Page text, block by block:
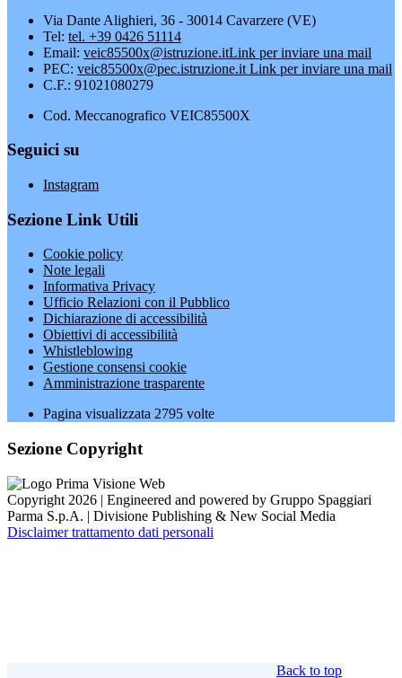
Via Dante Alighieri, 36 - 30014 Cavarzere (VE)
Tel: tel. +39 0426 51114
Email: veic85500x@istruzione.itLink per inviare una mail
PEC: veic85500x@pec.istruzione.it Link per inviare una mail
C.F.: 91021080279
Cod. Meccanografico VEIC85500X
Seguici su
Instagram
Sezione Link Utili
Cookie policy
Note legali
Informativa Privacy
Ufficio Relazioni con il Pubblico
Dichiarazione di accessibilità
Obiettivi di accessibilità
Whistleblowing
Gestione consensi cookie
Amministrazione trasparente
Pagina visualizzata 2795 volte
Sezione Copyright
Copyright 2026 | Engineered and powered by Gruppo Spaggiari
Parma S.p.A. | Divisione Publishing & New Social Media
Disclaimer trattamento dati personali
Back to top